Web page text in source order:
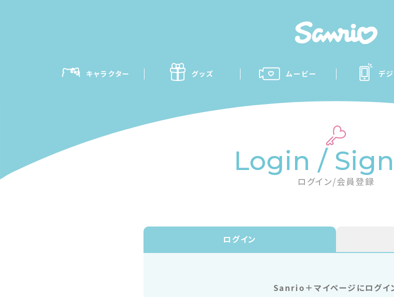
キャラクター グッズ ムービー デ
Login /
ログイン/会員登録
ログイン
Sanrio＋マイページにログイ